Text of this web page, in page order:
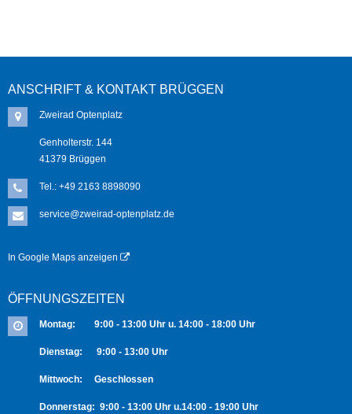
ANSCHRIFT & KONTAKT BRÜGGEN
Zweirad Optenplatz
Genholterstr. 144
41379 Brüggen
Tel.: +49 2163 8898090
service@zweirad-optenplatz.de
In Google Maps anzeigen
ÖFFNUNGSZEITEN
Montag: 9:00 - 13:00 Uhr u. 14:00 - 18:00 Uhr
Dienstag: 9:00 - 13:00 Uhr
Mittwoch: Geschlossen
Donnerstag: 9:00 - 13:00 Uhr u.14:00 - 19:00 Uhr